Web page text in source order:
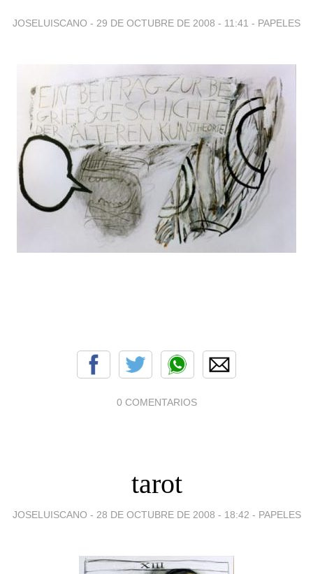
JOSELUISCANO - 29 DE OCTUBRE DE 2008 - 11:41 - PAPELES
0 COMENTARIOS
tarot
JOSELUISCANO - 28 DE OCTUBRE DE 2008 - 18:42 - PAPELES